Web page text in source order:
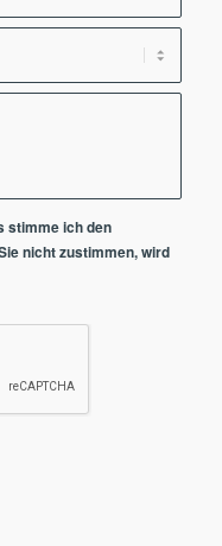
stimme ich den
nicht zustimmen, wird